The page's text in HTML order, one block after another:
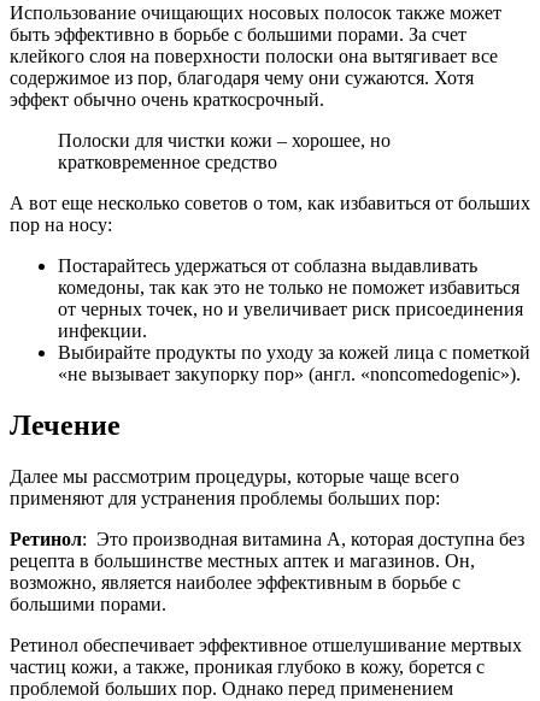
Использование очищающих носовых полосок также может
быть эффективно в борьбе с большими порами. За счет
клейкого слоя на поверхности полоски она вытягивает все
содержимое из пор, благодаря чему они сужаются. Хотя
эффект обычно очень краткосрочный.
Полоски для чистки кожи – хорошее, но
кратковременное средство
А вот еще несколько советов о том, как избавиться от больших
пор на носу:
Постарайтесь удержаться от соблазна выдавливать
комедоны, так как это не только не поможет избавиться
от черных точек, но и увеличивает риск присоединения
инфекции.
Выбирайте продукты по уходу за кожей лица с пометкой
«не вызывает закупорку пор» (англ. «noncomedogenic»).
Лечение
Далее мы рассмотрим процедуры, которые чаще всего
применяют для устранения проблемы больших пор:
Ретинол: Это производная витамина A, которая доступна без
рецепта в большинстве местных аптек и магазинов. Он,
возможно, является наиболее эффективным в борьбе с
большими порами.
Ретинол обеспечивает эффективное отшелушивание мертвых
частиц кожи, а также, проникая глубоко в кожу, борется с
проблемой больших пор. Однако перед применением